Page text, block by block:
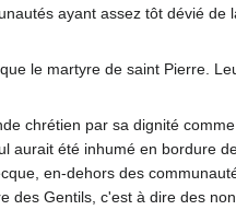
ayant assez tôt dévié de
le martyre de saint Pierre.
chrétien par sa dignité
aurait été inhumé en bordure
en-dehors des
des Gentils, c'est à dire des